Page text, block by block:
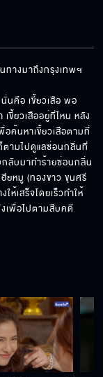
วิญญาณแม่
อง
ดี
างมาถึงกรุงเทพฯ
นคือ เขี้ยวเสือ พอ
ขี้ยวเสืออยู่ที่ไหน หลัง
ค้นหาเขี้ยวเสือตามที่
ามไปดูแลซ่อนกลิ่นที่
ลับมาทำร้ายซ่อนกลิ่น
ยหมู (ทองขาว ขุนศรี
ห้เสร็จโดยเร็วทำให้
เพื่อไปตามสืบคดี